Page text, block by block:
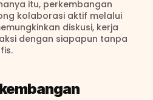
itu, perkembangan
kolaborasi aktif melalui
diskusi, kerja
dengan siapapun tanpa